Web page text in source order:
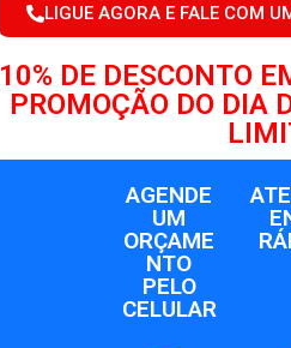
LIGUE AGORA E FALE COM
10% DE DESCONTO
PROMOÇÃO DO DIA
AGENDE
UM
ORÇAME
NTO
PELO
CELULAR